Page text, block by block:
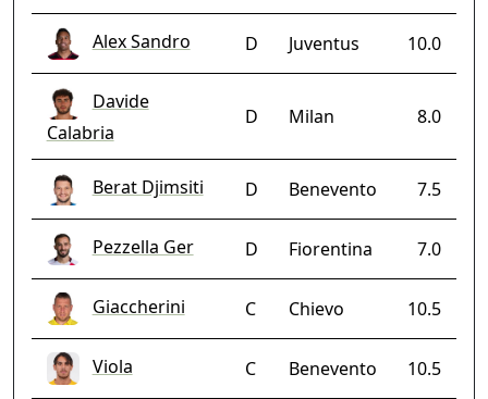
Alex Sandro D Juventus 10.0
Davide
Calabria
D Milan 8.0
Berat Djimsiti D Benevento 7.5
Pezzella Ger D Fiorentina 7.0
Giaccherini C Chievo 10.5
Viola C Benevento 10.5